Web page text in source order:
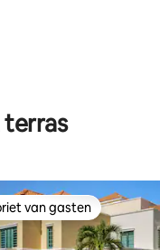
van gasten
van gasten